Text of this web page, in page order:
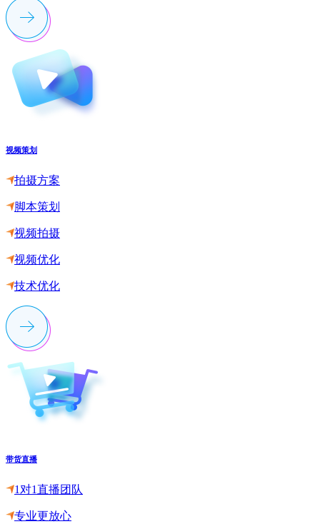
视频策划
拍摄方案
脚本策划
视频拍摄
视频优化
技术优化
带货直播
1对1直播团队
专业更放心